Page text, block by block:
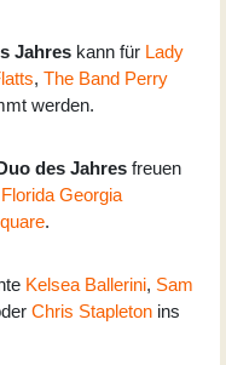
Jahres kann für Lady
, The Band Perry
werden.
des Jahres freuen
Florida Georgia
.
Kelsea Ballerini, Sam
Chris Stapleton ins